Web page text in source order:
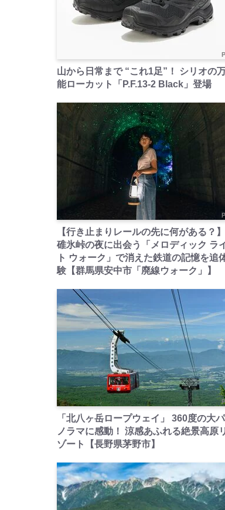
山から日常まで “これ1足”！ シリオの
能ローカット「P.F.13-2 Black」登場
【行き止まりレールの先に何がある？】
碓氷峠の夜に出会う「メロディック ラ
ト ウォーク」で消えた鉄道の記憶を追
験【群馬県安中市「廃線ウォーク」】
「北八ヶ岳ロープウェイ」 360度の大パ
ノラマに感動！ 涼感あふれる絶景高原
ゾート【長野県茅野市】